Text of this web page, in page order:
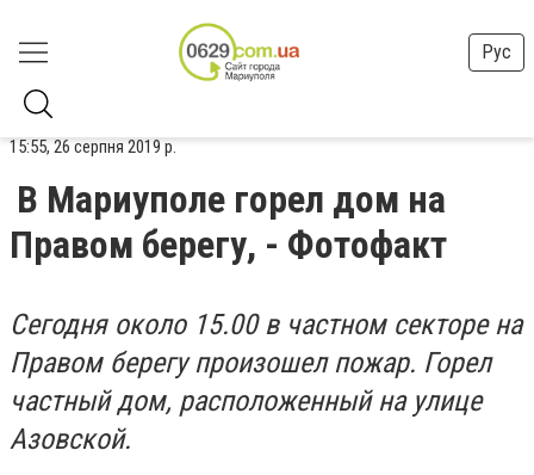
Рус
15:55, 26 серпня 2019 р.
В Мариуполе горел дом на
Правом берегу, - Фотофакт
Сегодня около 15.00 в частном секторе на
Правом берегу произошел пожар. Горел
частный дом, расположенный на улице
Азовской.